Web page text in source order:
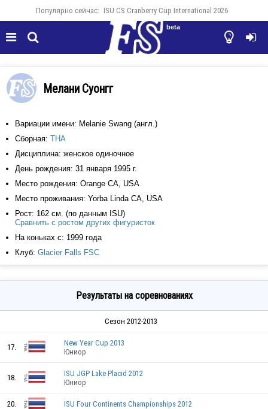
Популярно сейчас: ISU CS Cranberry Cup International 2026
  

beta
Мелани Суонгг
Вариации имени: Melanie Swang (англ.)
Сборная: THA
Дисциплина: женское одиночное
День рождения: 31 января 1995 г.
Место рождения: Orange CA, USA
Место проживания: Yorba Linda CA, USA
Рост: 162 см. (по данным ISU)
Сравнить с ростом других фигуристок
На коньках с: 1999 года
Клуб: Glacier Falls FSC
Результаты на соревнованиях
Сезон 2012-2013
17.
New Year Cup 2013
Юниор
18.
ISU JGP Lake Placid 2012
Юниор
20. ISU Four Continents Championships 2012